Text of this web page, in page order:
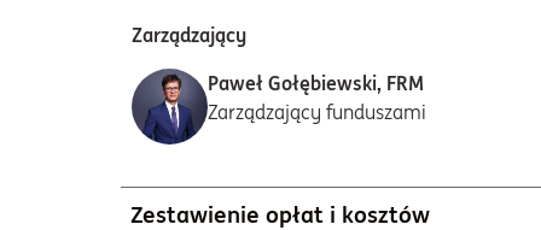
Zarządzający
Paweł Gołębiewski, FRM
Zarządzający funduszami
Zestawienie opłat i kosztów